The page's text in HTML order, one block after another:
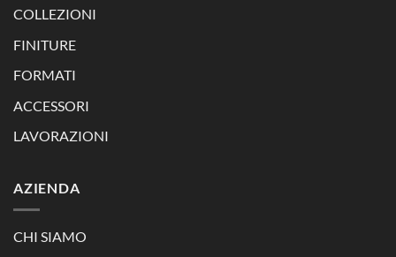
COLLEZIONI
FINITURE
FORMATI
ACCESSORI
LAVORAZIONI
AZIENDA
CHI SIAMO